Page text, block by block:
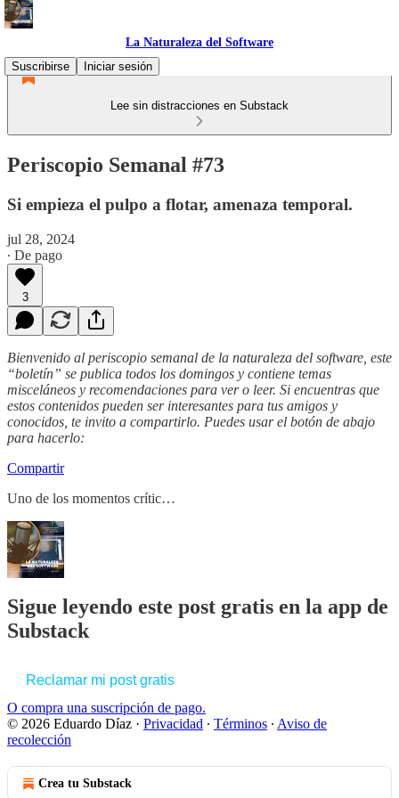
La Naturaleza del Software
Suscribirse
Iniciar sesión
Lee sin distracciones en Substack
Periscopio Semanal #73
Si empieza el pulpo a flotar, amenaza temporal.
jul 28, 2024
∙ De pago
3
Bienvenido al periscopio semanal de la naturaleza del software, este
“boletín” se publica todos los domingos y contiene temas
misceláneos y recomendaciones para ver o leer. Si encuentras que
estos contenidos pueden ser interesantes para tus amigos y
conocidos, te invito a compartirlo. Puedes usar el botón de abajo
para hacerlo:
Compartir
Uno de los momentos crític…
Sigue leyendo este post gratis en la app de
Substack
Reclamar mi post gratis
O compra una suscripción de pago.
© 2026 Eduardo Díaz · Privacidad ∙ Términos ∙ Aviso de
recolección
Crea tu Substack